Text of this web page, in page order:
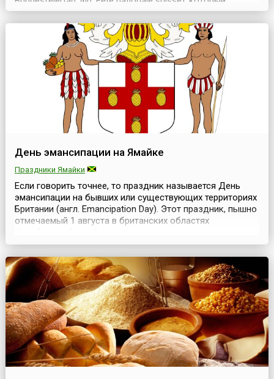
празднуют ежегодно 1 августа. Он установлен в память
события, которое произошло в этот день в 1291 году,
когда три лесных кантона (кантон — отдельное
государство, с самостоятельным народным собранием и
исполнит...
День эмансипации на Ямайке
Праздники Ямайки
Если говорить точнее, то праздник называется День
эмансипации на бывших или существующих территориях
Британии (англ. Emancipation Day). Этот праздник, пышно
отмечаемый 1 августа в британских областях
официальным выходным днем.Ямайка — одна из стран,
отмечающих День эмансипации. Более 160 лет страна
желала обрести свободу от рабства и стать независим...